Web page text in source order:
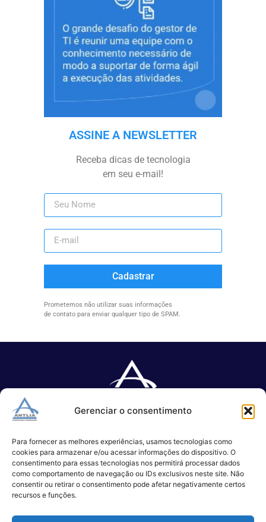
Gerenciar o consentimento
Para fornecer as melhores experiências, usamos tecnologias como
cookies para armazenar e/ou acessar informações do dispositivo. O
consentimento para essas tecnologias nos permitirá processar dados
como comportamento de navegação ou IDs exclusivos neste site. Não
consentir ou retirar o consentimento pode afetar negativamente certos
recursos e funções.
ASSINE A NEWSLETTER
Receba dicas de tecnologia
em seu e-mail!
Cadastrar
Prometemos não utilizar suas informações
de contato para enviar qualquer tipo de SPAM.
TI.
(11) 3017-0999